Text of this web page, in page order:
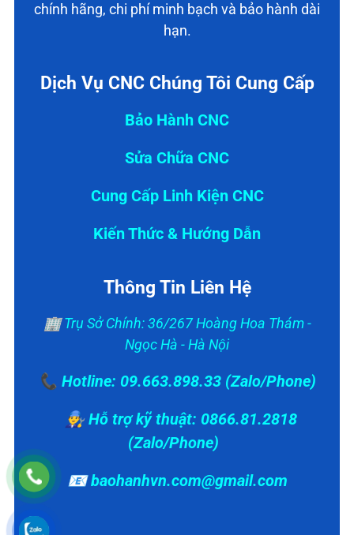
chính hãng, chi phí minh bạch và bảo hành dài
hạn.
Dịch Vụ CNC Chúng Tôi Cung Cấp
Bảo Hành CNC
Sửa Chữa CNC
Cung Cấp Linh Kiện CNC
Kiến Thức & Hướng Dẫn
Thông Tin Liên Hệ
🏢 Trụ Sở Chính: 36/267 Hoàng Hoa Thám -
Ngọc Hà - Hà Nội
📞 Hotline: 09.663.898.33 (Zalo/Phone)
👨‍🔧 Hỗ trợ kỹ thuật: 0866.81.2818
(Zalo/Phone)
📧 baohanhvn.com@gmail.com